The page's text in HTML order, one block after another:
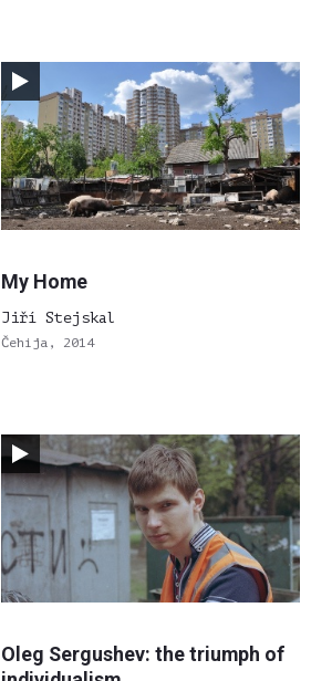
My Home
Jiří Stejskal
Čehija, 2014
Oleg Sergushev: the triumph of